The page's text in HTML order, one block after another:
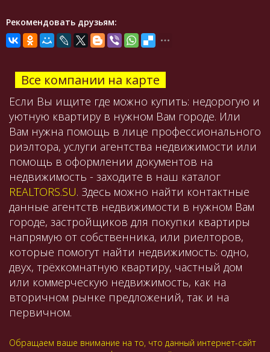
Рекомендовать друзьям:
Все компании на карте
Если Вы ищите где можно купить: недорогую и
уютную квартиру в нужном Вам городе. Или
Вам нужна помощь в лице профессионального
риэлтора, услуги агентства недвижимости или
помощь в оформлении документов на
недвижимость - заходите в наш каталог
REALTORS.SU. Здесь можно найти контактные
данные агентств недвижимости в нужном Вам
городе, застройщиков для покупки квартиры
напрямую от собственника, или риелторов,
которые помогут найти недвижимость: одно,
двух, трёхкомнатную квартиру, частный дом
или коммерческую недвижимость, как на
вторичном рынке предложений, так и на
первичном.
Обращаем ваше внимание на то, что данный интернет-сайт